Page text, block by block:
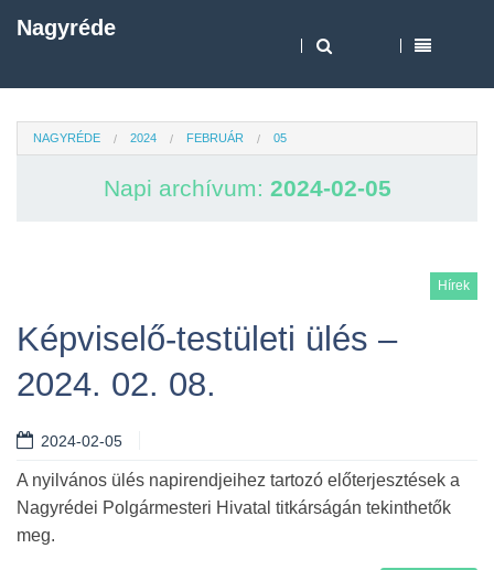
Nagyréde
NAGYRÉDE 2024 FEBRUÁR 05
Napi archívum: 2024-02-05
Hírek
Képviselő-testületi ülés –
2024. 02. 08.
2024-02-05
A nyilvános ülés napirendjeihez tartozó előterjesztések a
Nagyrédei Polgármesteri Hivatal titkárságán tekinthetők
meg.